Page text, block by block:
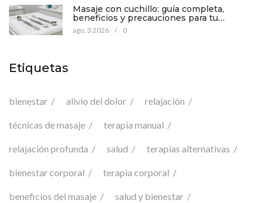
Masaje con cuchillo: guía completa,
beneficios y precauciones para tu
bienestar
ago, 3 2026 / 0
Etiquetas
bienestar alivio del dolor relajación
técnicas de masaje terapia manual
relajación profunda salud terapias alternativas
bienestar corporal terapia corporal
beneficios del masaje salud y bienestar